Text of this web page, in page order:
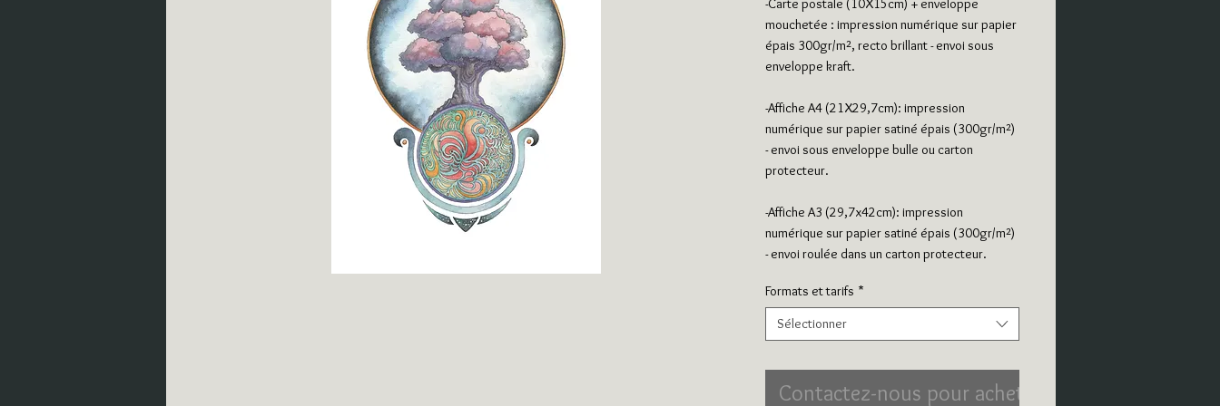
-Carte postale (10X15cm) + enveloppe
mouchetée : impression numérique sur papier
épais 300gr/m², recto brillant - envoi sous
enveloppe kraft.
-Affiche A4 (21X29,7cm): impression
numérique sur papier satiné épais (300gr/m²)
- envoi sous enveloppe bulle ou carton
protecteur.
-Affiche A3 (29,7x42cm): impression
numérique sur papier satiné épais (300gr/m²)
- envoi roulée dans un carton protecteur.
Formats et tarifs *
Sélectionner
Contactez-nous pour acheter